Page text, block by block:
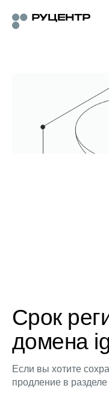
Срок
домена
Если вы хотите
продление в